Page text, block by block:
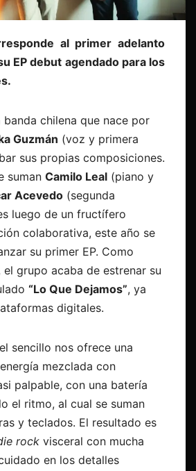
al primer adelanto
EP debut agendado para los
chilena que nace por
Guzmán (voz y primera
sus propias composiciones.
suman Camilo Leal (piano y
Acevedo (segunda
luego de un fructífero
colaborativa, este año se
su primer EP. Como
grupo acaba de estrenar su
“Lo Que Dejamos”, ya
digitales.
sencillo nos ofrece una
mezclada con
palpable, con una batería
el ritmo, al cual se suman
y teclados. El resultado es
rock visceral con mucha
en los detalles